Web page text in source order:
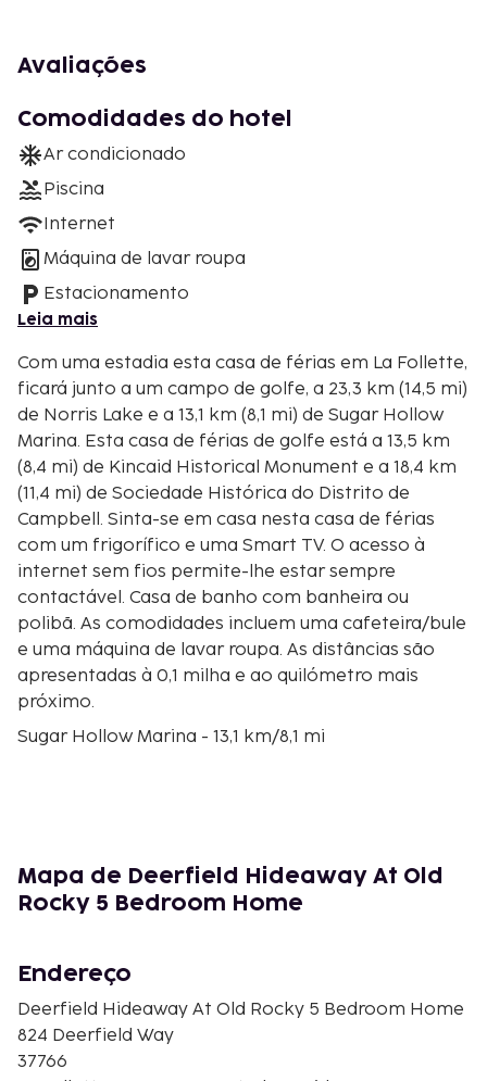
Avaliações
Comodidades do hotel
Ar condicionado
Piscina
Internet
Máquina de lavar roupa
Estacionamento
Leia mais
Com uma estadia esta casa de férias em La Follette,
ficará junto a um campo de golfe, a 23,3 km (14,5 mi)
de Norris Lake e a 13,1 km (8,1 mi) de Sugar Hollow
Marina. Esta casa de férias de golfe está a 13,5 km
(8,4 mi) de Kincaid Historical Monument e a 18,4 km
(11,4 mi) de Sociedade Histórica do Distrito de
Campbell. Sinta-se em casa nesta casa de férias
com um frigorífico e uma Smart TV. O acesso à
internet sem fios permite-lhe estar sempre
contactável. Casa de banho com banheira ou
polibã. As comodidades incluem uma cafeteira/bule
e uma máquina de lavar roupa. As distâncias são
apresentadas à 0,1 milha e ao quilómetro mais
próximo.
Sugar Hollow Marina - 13,1 km/8,1 mi
Clube de Campo La Follette - 19 km/11,8 mi
LaFollette Medical Center - 19,7 km/12,2 mi
Campbell County Park - 20,2 km/12,5 mi
Woodson's Mall - 23,9 km/14,8 mi
Jacksboro Public Library - 26,7 km/16,6 mi
Asbury Park - 29,4 km/18,3 mi
Cove Lake State Park - 29,8 km/18,5 mi
Tennessee College of Applied Technology -
Mapa de Deerfield Hideaway At Old
Rocky 5 Bedroom Home
Endereço
Deerfield Hideaway At Old Rocky 5 Bedroom Home
824 Deerfield Way
37766